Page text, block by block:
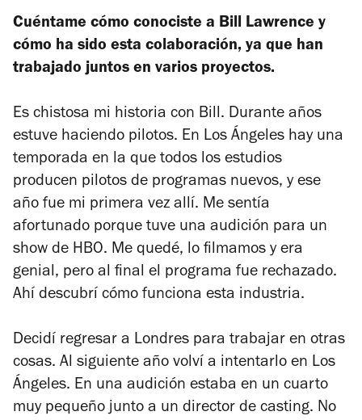
Cuéntame cómo conociste a Bill Lawrence y
cómo ha sido esta colaboración, ya que han
trabajado juntos en varios proyectos.
Es chistosa mi historia con Bill. Durante años
estuve haciendo pilotos. En Los Ángeles hay una
temporada en la que todos los estudios
producen pilotos de programas nuevos, y ese
año fue mi primera vez allí. Me sentía
afortunado porque tuve una audición para un
show de HBO. Me quedé, lo filmamos y era
genial, pero al final el programa fue rechazado.
Ahí descubrí cómo funciona esta industria.
Decidí regresar a Londres para trabajar en otras
cosas. Al siguiente año volví a intentarlo en Los
Ángeles. En una audición estaba en un cuarto
muy pequeño junto a un director de casting. No